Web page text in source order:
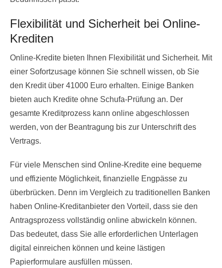
Flexibilität und Sicherheit bei Online-
Krediten
Online-Kredite bieten Ihnen Flexibilität und Sicherheit. Mit
einer Sofortzusage können Sie schnell wissen, ob Sie
den Kredit über 41000 Euro erhalten. Einige Banken
bieten auch Kredite ohne Schufa-Prüfung an. Der
gesamte Kreditprozess kann online abgeschlossen
werden, von der Beantragung bis zur Unterschrift des
Vertrags.
Für viele Menschen sind Online-Kredite eine bequeme
und effiziente Möglichkeit, finanzielle Engpässe zu
überbrücken. Denn im Vergleich zu traditionellen Banken
haben Online-Kreditanbieter den Vorteil, dass sie den
Antragsprozess vollständig online abwickeln können.
Das bedeutet, dass Sie alle erforderlichen Unterlagen
digital einreichen können und keine lästigen
Papierformulare ausfüllen müssen.